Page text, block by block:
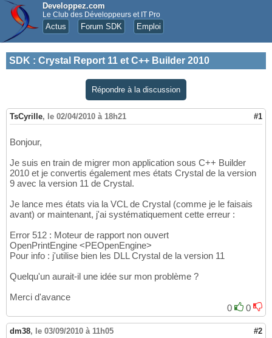
Developpez.com
Le Club des Développeurs et IT Pro
Actus Forum SDK Emploi
SDK : Crystal Report 11 et C++ Builder 2010
Répondre à la discussion
TsCyrille, le 02/04/2010 à 18h21 #1
Bonjour,
Je suis en train de migrer mon application sous C++ Builder
2010 et je convertis également mes états Crystal de la version
9 avec la version 11 de Crystal.
Je lance mes états via la VCL de Crystal (comme je le faisais
avant) or maintenant, j'ai systématiquement cette erreur :
Error 512 : Moteur de rapport non ouvert
OpenPrintEngine <PEOpenEngine>
Pour info : j'utilise bien les DLL Crystal de la version 11
Quelqu'un aurait-il une idée sur mon problème ?
Merci d'avance
0
0
dm38, le 03/09/2010 à 11h05 #2